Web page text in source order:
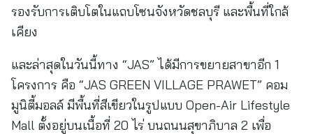
รองรับการเติบโตในแถบโซนจังหวัดชลบุรี และพื้นที่ใกล้
เคียง
และล่าสุดในวันนี้ทาง “JAS” ได้มีการขยายสาขาอีก 1
โครงการ คือ “JAS GREEN VILLAGE PRAWET” คอม
มูนิตี้มอลล์ มีพื้นที่สีเขียวในรูปแบบ Open-Air Lifestyle
Mall ตั้งอยู่บนเนื้อที่ 20 ไร่ บนถนนสุขาภิบาล 2 เพื่อ